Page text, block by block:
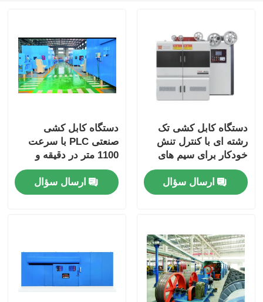
دستگاه کابل کشی تک
رشته ای با کنترل تنش
خودکار برای سیم های
فولادی بزرگ
ارسال سؤال
دستگاه کابل کشی
صنعتی PLC با سرعت
1100 متر در دقیقه و
کنترل تنش خودکار
ارسال سؤال